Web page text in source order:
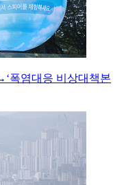
폭염대응 비상대책본